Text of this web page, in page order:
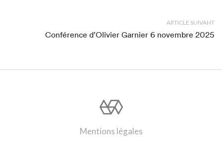
ARTICLE SUIVANT
Conférence d’Olivier Garnier 6 novembre 2025
Mentions légales